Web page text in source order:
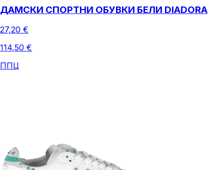
ДАМСКИ СПОРТНИ ОБУВКИ БЕЛИ DIADORA
27,20 €
114,50 €
ППЦ